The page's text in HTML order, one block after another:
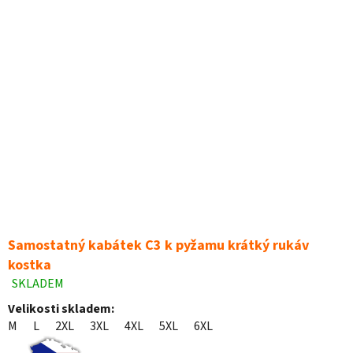
Samostatný kabátek C3 k pyžamu krátký rukáv
kostka
Průměrné
hodnocení
produktu
SKLADEM
Velikosti skladem:
M
L 2XL 3XL 4XL 5XL 6XL